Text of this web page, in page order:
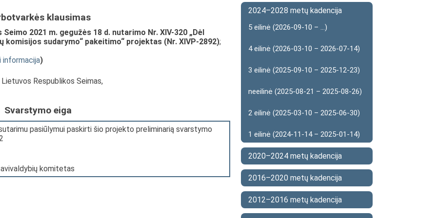
klausimas
2021 m. gegužės 18 d. nutarimo Nr. XIV-320 „Dėl
sudarymo“ pakeitimo“ projektas (Nr. XIVP-2892);
informacija)
Lietuvos Respublikos Seimas,
Svarstymo eiga
pasiūlymui paskirti šio projekto preliminarią svarstymo
komitetas
2024–2028 metų kadencija
5 eilinė (2026-09-10 – ...)
4 eilinė (2026-03-10 – 2026-07-14)
3 eilinė (2025-09-10 – 2025-12-23)
neeilinė (2025-08-21 – 2025-08-26)
2 eilinė (2025-03-10 – 2025-06-30)
1 eilinė (2024-11-14 – 2025-01-14)
2020–2024 metų kadencija
2016–2020 metų kadencija
2012–2016 metų kadencija